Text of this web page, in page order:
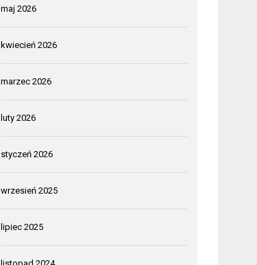
maj 2026
kwiecień 2026
marzec 2026
luty 2026
styczeń 2026
wrzesień 2025
lipiec 2025